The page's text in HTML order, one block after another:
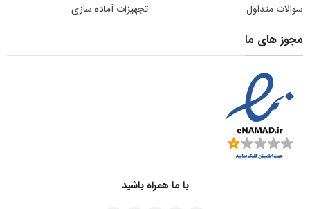
سوالات متداول
تجهیزات آماده سازی
مجوز های ما
با ما همراه باشید